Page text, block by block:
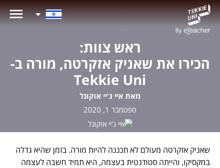
ראש צוות:
הכירו את שאניק אזקרטה, מורה ב-
Tekkie Uni
מאת איי ג'יי אוקונל
ספטמבר 1, 2020
שאניק אזקרטה מעולם לא תכננה להיות מורה. בזמן שהיא גדלה
במקסיקו, והייתה סטודנטית בעצמה, היא תמיד חשבה לעצמה